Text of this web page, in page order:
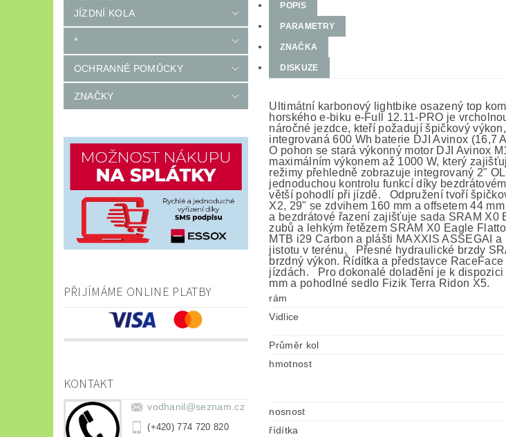
JÍZDNÍ KOLA
*
OCHRANNÉ POMŮCKY
ZNAČKY
PŘIJÍMÁME ONLINE PLATBY
KONTAKT
vodhanil@seznam.cz
(+420) 774 720 820
POPIS
PARAMETRY
ZNAČKA
DISKUZE
Ultimátní karbonový lightbike osazený top
horského e-biku e-Full 12.11-PRO je
náročné jezdce, kteří požadují špičkový
integrovaná 600 Wh baterie DJI Avinox (16,7
O pohon se stará výkonný motor DJI Avinox
maximálním výkonem až 1000 W, který
režimy přehledně zobrazuje integrovaný 2"
jednoduchou kontrolu funkcí díky
větší pohodlí při jízdě. Odpružení tvoří
X2, 29" se zdvihem 160 mm a offsetem 44
a bezdrátové řazení zajišťuje sada SRAM X0
zubů a lehkým řetězem SRAM X0 Eagle
MTB i29 Carbon a plášti MAXXIS ASSEGAI
jistotu v terénu. Přesné hydraulické brzdy
brzdný výkon. Řídítka a představce
jízdách. Pro dokonalé doladění je k dispozici
mm a pohodlné sedlo Fizik Terra Ridon X5.
rám
Vidlice
Průměr kol
hmotnost
nosnost
řídítka